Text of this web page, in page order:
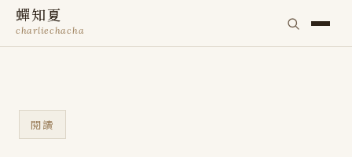
蟬知夏
charliechacha
閱讀